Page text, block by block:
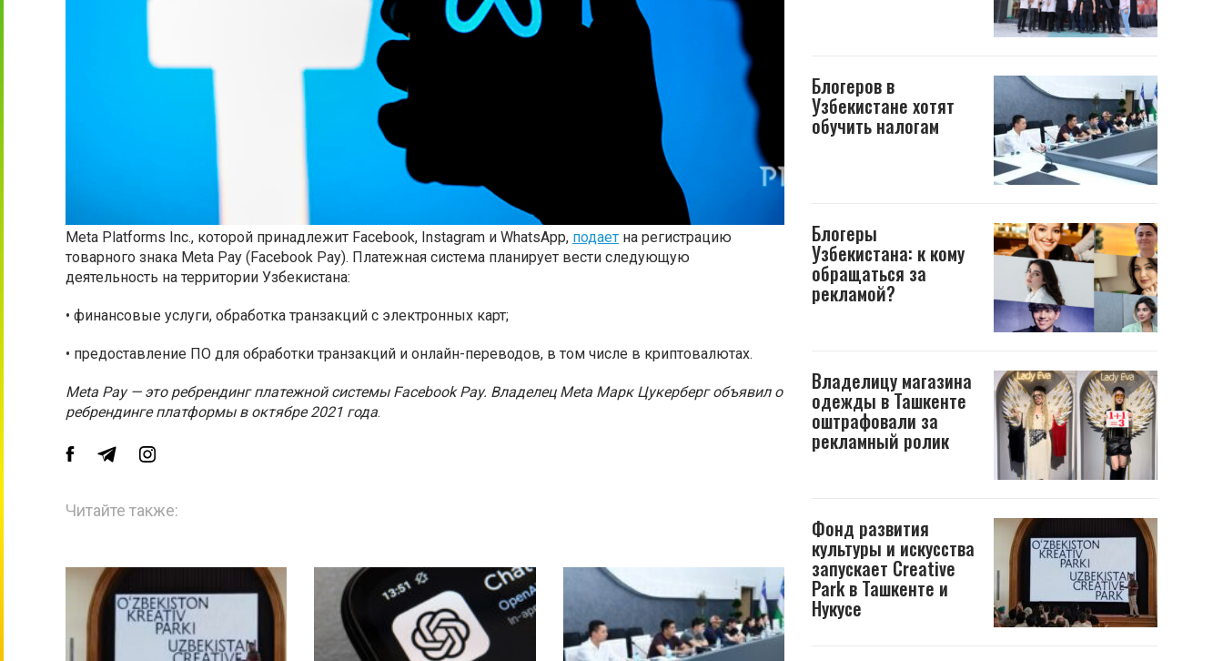
Meta Platforms Inc., которой принадлежит Facebook, Instagram и WhatsApp, подает на регистрацию
товарного знака Meta Pay (Facebook Pay). Платежная система планирует вести следующую
деятельность на территории Узбекистана:
• финансовые услуги, обработка транзакций с электронных карт;
• предоставление ПО для обработки транзакций и онлайн-переводов, в том числе в криптовалютах.
Meta Pay — это ребрендинг платежной системы Facebook Pay. Владелец Meta Марк Цукерберг объявил о
ребрендинге платформы в октябре 2021 года.
Читайте также:
Блогеров в
Узбекистане хотят
обучить налогам
Блогеры
Узбекистана: к кому
обращаться за
рекламой?
Владелицу магазина
одежды в Ташкенте
оштрафовали за
рекламный ролик
Фонд развития
культуры и искусства
запускает Creative
Park в Ташкенте и
Нукусе